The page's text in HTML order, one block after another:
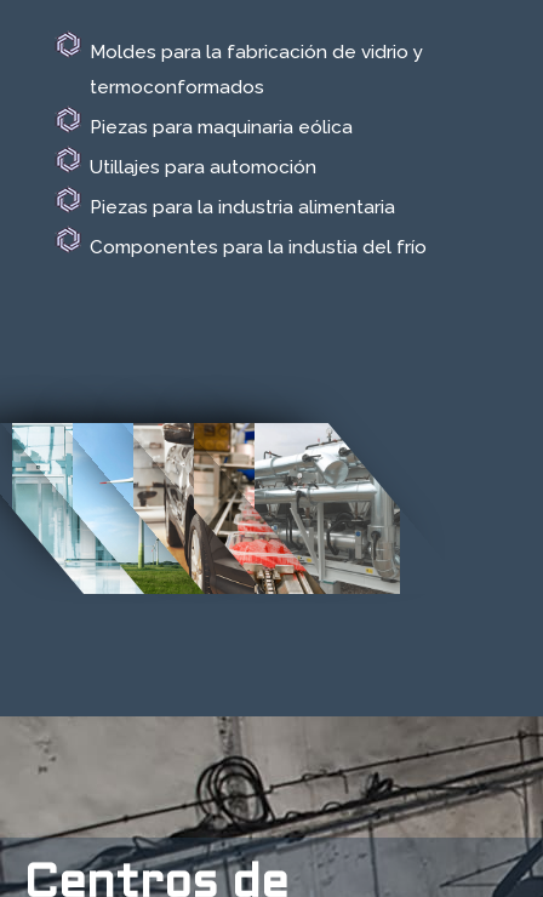
Moldes para la fabricación de vidrio y
termoconformados
Piezas para maquinaria eólica
Utillajes para automoción
Piezas para la industria alimentaria
Componentes para la industia del frío
Centros de